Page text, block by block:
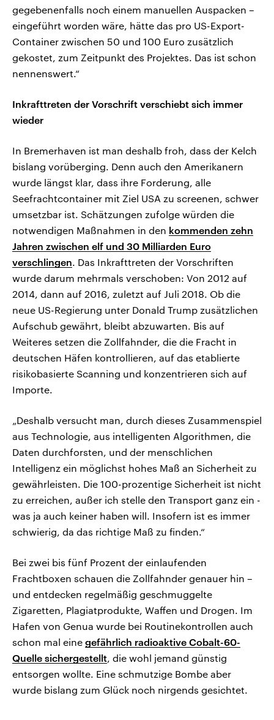
gegebenenfalls noch einem manuellen Auspacken –
eingeführt worden wäre, hätte das pro US-Export-
Container zwischen 50 und 100 Euro zusätzlich
gekostet, zum Zeitpunkt des Projektes. Das ist schon
nennenswert.“
Inkrafttreten der Vorschrift verschiebt sich immer
wieder
In Bremerhaven ist man deshalb froh, dass der Kelch
bislang vorüberging. Denn auch den Amerikanern
wurde längst klar, dass ihre Forderung, alle
Seefrachtcontainer mit Ziel USA zu screenen, schwer
umsetzbar ist. Schätzungen zufolge würden die
notwendigen Maßnahmen in den kommenden zehn
Jahren zwischen elf und 30 Milliarden Euro
verschlingen. Das Inkrafttreten der Vorschriften
wurde darum mehrmals verschoben: Von 2012 auf
2014, dann auf 2016, zuletzt auf Juli 2018. Ob die
neue US-Regierung unter Donald Trump zusätzlichen
Aufschub gewährt, bleibt abzuwarten. Bis auf
Weiteres setzen die Zollfahnder, die die Fracht in
deutschen Häfen kontrollieren, auf das etablierte
risikobasierte Scanning und konzentrieren sich auf
Importe.
„Deshalb versucht man, durch dieses Zusammenspiel
aus Technologie, aus intelligenten Algorithmen, die
Daten durchforsten, und der menschlichen
Intelligenz ein möglichst hohes Maß an Sicherheit zu
gewährleisten. Die 100-prozentige Sicherheit ist nicht
zu erreichen, außer ich stelle den Transport ganz ein -
was ja auch keiner haben will. Insofern ist es immer
schwierig, da das richtige Maß zu finden.“
Bei zwei bis fünf Prozent der einlaufenden
Frachtboxen schauen die Zollfahnder genauer hin –
und entdecken regelmäßig geschmuggelte
Zigaretten, Plagiatprodukte, Waffen und Drogen. Im
Hafen von Genua wurde bei Routinekontrollen auch
schon mal eine gefährlich radioaktive Cobalt-60-
Quelle sichergestellt, die wohl jemand günstig
entsorgen wollte. Eine schmutzige Bombe aber
wurde bislang zum Glück noch nirgends gesichtet.